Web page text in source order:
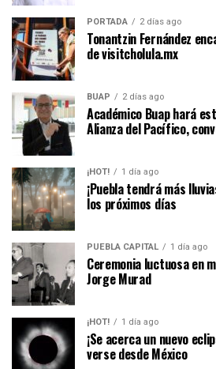
PORTADA 2 días ago
Tonantzin Fernández
de visitcholula.mx
BUAP 2 días ago
Académico Buap hará
Alianza del Pacífico,
¡HOT! 1 día ago
¡Puebla tendrá más
los próximos días
PUEBLA CAPITAL 1 día ago
Ceremonia luctuosa en
Jorge Murad
¡HOT! 1 día ago
¡Se acerca un nuevo
verse desde México